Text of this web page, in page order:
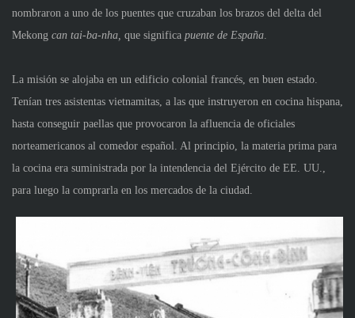
nombraron a uno de los puentes que cruzaban los brazos del delta del
Mekong can tai-ba-nha, que significa puente de España.
La misión se alojaba en un edificio colonial francés, en buen estado.
Tenían tres asistentas vietnamitas, a las que instruyeron en cocina hispana,
hasta conseguir paellas que provocaron la afluencia de oficiales
norteamericanos al comedor español. Al principio, la materia prima para
la cocina era suministrada por la intendencia del Ejército de EE. UU.,
para luego la comprarla en los mercados de la ciudad.